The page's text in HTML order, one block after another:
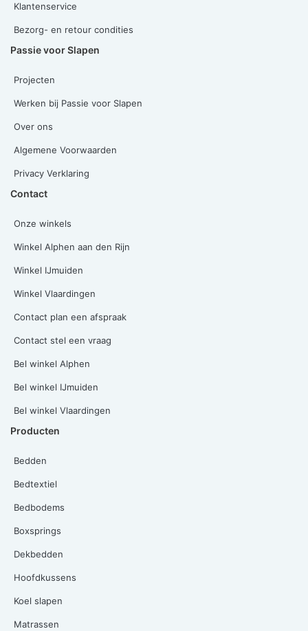
Klantenservice
Bezorg- en retour condities
Passie voor Slapen
Projecten
Werken bij Passie voor Slapen
Over ons
Algemene Voorwaarden
Privacy Verklaring
Contact
Onze winkels
Winkel Alphen aan den Rijn
Winkel IJmuiden
Winkel Vlaardingen
Contact plan een afspraak
Contact stel een vraag
Bel winkel Alphen
Bel winkel IJmuiden
Bel winkel Vlaardingen
Producten
Bedden
Bedtextiel
Bedbodems
Boxsprings
Dekbedden
Hoofdkussens
Koel slapen
Matrassen